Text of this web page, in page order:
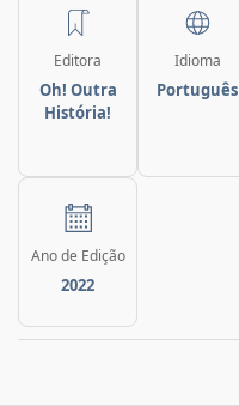
Editora
Oh! Outra
História!
Idioma
Português
Ano de Edição
2022